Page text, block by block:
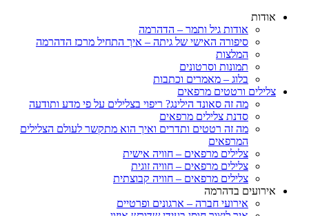
אודות
אודות גיל ותמר – הדהרמה
סיפורה האישי של גיתה – איך התחיל מרכז הדהרמה
המלצות
תמונות וסרטונים
בלוג – מאמרים וכתבות
צלילים ורטטים מרפאים
מה זה סאונד הילינג? ריפוי בצלילים על פי מדע ותודעה
סדנת צלילים מרפאים
מה זה רטטים ותדרים ואיך הוא מתקשר לעולם הצלילים
המרפאים
צלילים מרפאים – חוויה אישית
צלילים מרפאים – חוויה זוגית
צלילים מרפאים – חוויה קבוצתית
אירועים בדהרמה
אירועי חברה – ארגונים ופרטיים